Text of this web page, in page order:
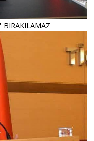
BIRAKILAMAZ